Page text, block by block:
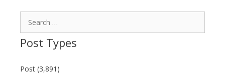
Post Types
Post (3,891)